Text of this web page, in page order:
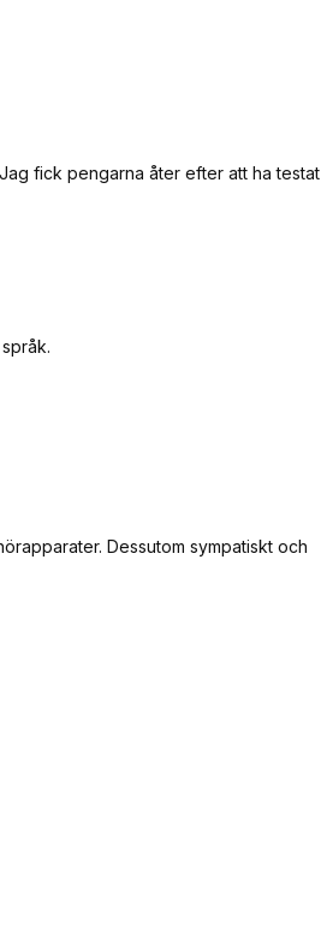
fick pengarna åter efter att ha testat
Dessutom sympatiskt och